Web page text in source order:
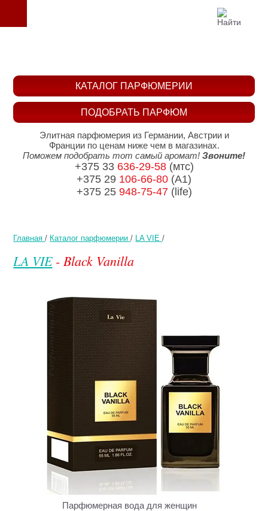
Главная / Каталог парфюмерии / LA VIE /
LA VIE- Black Vanilla
Парфюмерная вода для женщин
ПОДОБРАТЬ ПАРФЮМ
КАТАЛОГ ПАРФЮМЕРИИ
Элитная парфюмерия из Германии, Австрии и
Франции по ценам ниже чем в магазинах.
Поможем подобрать тот самый аромат! Звоните!
+375 33 636-29-58(мтс)
+375 29 106-66-80 (A1)
+375 25 948-75-47(life)